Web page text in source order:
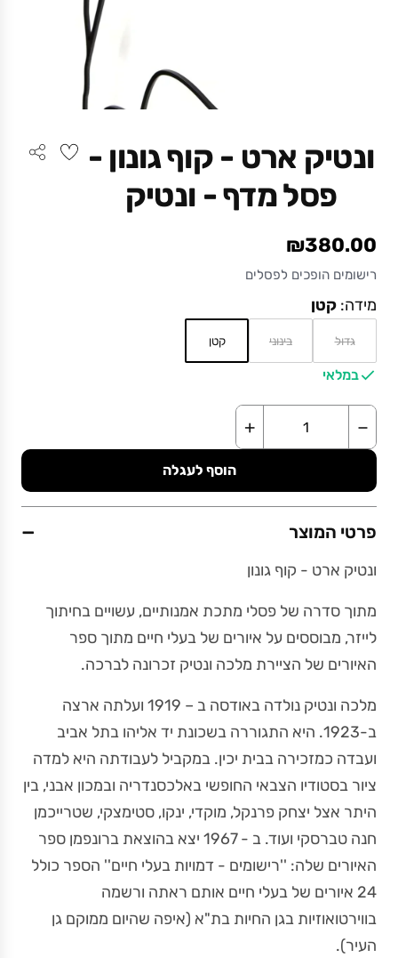
ונטיק ארט - קוף גונון -
פסל מדף - ונטיק
₪380.00
רישומים הופכים לפסלים
מידה: קטן
גדול בינוני קטן
במלאי
−
+
הוסף לעגלה
פרטי המוצר −
ונטיק ארט - קוף גונון
מתוך סדרה של פסלי מתכת אמנותיים, עשויים בחיתוך
לייזר, מבוססים על איורים של בעלי חיים מתוך ספר
האיורים של הציירת מלכה ונטיק זכרונה לברכה.
מלכה ונטיק נולדה באודסה ב – 1919 ועלתה ארצה
ב-1923. היא התגוררה בשכונת יד אליהו בתל אביב
ועבדה כמזכירה בבית יכין. במקביל לעבודתה היא למדה
ציור בסטודיו הצבאי החופשי באלכסנדריה ובמכון אבני, בין
היתר אצל יצחק פרנקל, מוקדי, ינקו, סטימצקי, שטרייכמן
חנה טברסקי ועוד. ב - 1967 יצא בהוצאת ברונפמן ספר
האיורים שלה: ''רישומים - דמויות בעלי חיים'' הספר כולל
24 איורים של בעלי חיים אותם ראתה ורשמה
בווירטואוזיות בגן החיות בת"א (איפה שהיום ממוקם גן
העיר).